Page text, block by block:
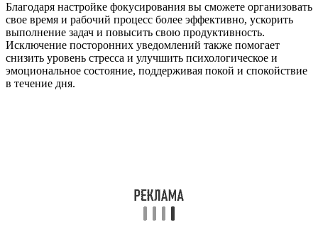
Благодаря настройке фокусирования вы сможете организовать
свое время и рабочий процесс более эффективно, ускорить
выполнение задач и повысить свою продуктивность.
Исключение посторонних уведомлений также помогает
снизить уровень стресса и улучшить психологическое и
эмоциональное состояние, поддерживая покой и спокойствие
в течение дня.